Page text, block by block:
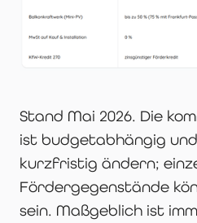
Stand Mai 2026. Die
ist budgetabhängig
kurzfristig ändern;
Fördergegenstände
sein. Maßgeblich ist